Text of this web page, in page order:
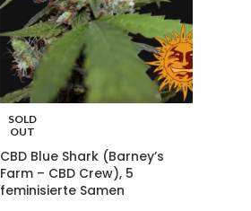
SOLD
OUT
CBD Blue Shark (Barney’s
Farm – CBD Crew), 5
feminisierte Samen